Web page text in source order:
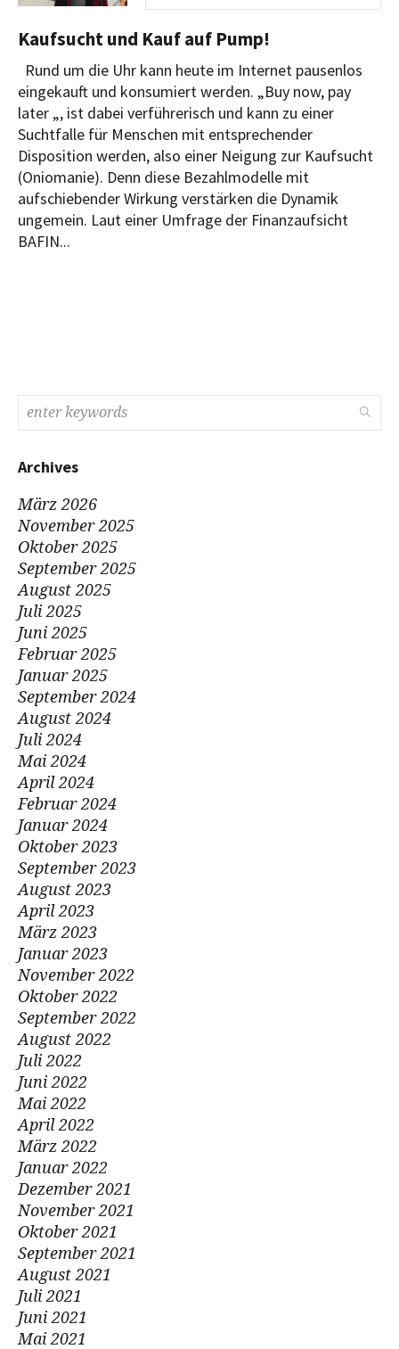
Kaufsucht und Kauf auf Pump!
Rund um die Uhr kann heute im Internet pausenlos
eingekauft und konsumiert werden. „Buy now, pay
later „, ist dabei verführerisch und kann zu einer
Suchtfalle für Menschen mit entsprechender
Disposition werden, also einer Neigung zur Kaufsucht
(Oniomanie). Denn diese Bezahlmodelle mit
aufschiebender Wirkung verstärken die Dynamik
ungemein. Laut einer Umfrage der Finanzaufsicht
BAFIN...
Archives
März 2026
November 2025
Oktober 2025
September 2025
August 2025
Juli 2025
Juni 2025
Februar 2025
Januar 2025
September 2024
August 2024
Juli 2024
Mai 2024
April 2024
Februar 2024
Januar 2024
Oktober 2023
September 2023
August 2023
April 2023
März 2023
Januar 2023
November 2022
Oktober 2022
September 2022
August 2022
Juli 2022
Juni 2022
Mai 2022
April 2022
März 2022
Januar 2022
Dezember 2021
November 2021
Oktober 2021
September 2021
August 2021
Juli 2021
Juni 2021
Mai 2021